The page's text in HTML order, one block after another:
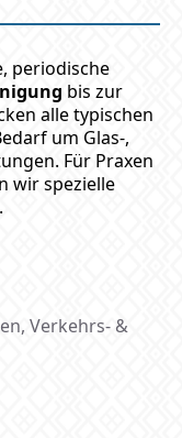
periodische
bis zur
alle typischen
um Glas-,
Für Praxen
wir spezielle
Verkehrs- &